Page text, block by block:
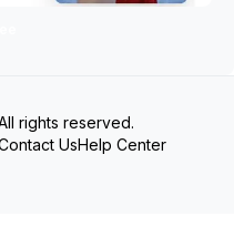
rights reserved.
UsHelp Center